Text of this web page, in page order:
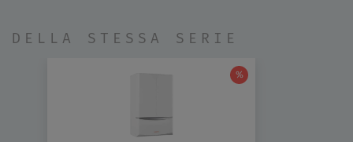
DELLA STESSA SERIE
%